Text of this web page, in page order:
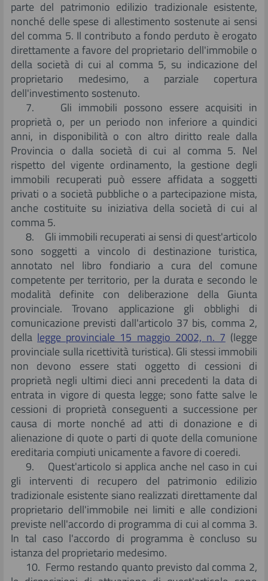
parte del patrimonio edilizio tradizionale esistente,
nonché delle spese di allestimento sostenute ai sensi
del comma 5. Il contributo a fondo perduto è erogato
direttamente a favore del proprietario dell'immobile o
della società di cui al comma 5, su indicazione del
proprietario medesimo, a parziale copertura
dell'investimento sostenuto.
7. Gli immobili possono essere acquisiti in
proprietà o, per un periodo non inferiore a quindici
anni, in disponibilità o con altro diritto reale dalla
Provincia o dalla società di cui al comma 5. Nel
rispetto del vigente ordinamento, la gestione degli
immobili recuperati può essere affidata a soggetti
privati o a società pubbliche o a partecipazione mista,
anche costituite su iniziativa della società di cui al
comma 5.
8. Gli immobili recuperati ai sensi di quest'articolo
sono soggetti a vincolo di destinazione turistica,
annotato nel libro fondiario a cura del comune
competente per territorio, per la durata e secondo le
modalità definite con deliberazione della Giunta
provinciale. Trovano applicazione gli obblighi di
comunicazione previsti dall'articolo 37 bis, comma 2,
della legge provinciale 15 maggio 2002, n. 7 (legge
provinciale sulla ricettività turistica). Gli stessi immobili
non devono essere stati oggetto di cessioni di
proprietà negli ultimi dieci anni precedenti la data di
entrata in vigore di questa legge; sono fatte salve le
cessioni di proprietà conseguenti a successione per
causa di morte nonché ad atti di donazione e di
alienazione di quote o parti di quote della comunione
ereditaria compiuti unicamente a favore di coeredi.
9. Quest'articolo si applica anche nel caso in cui
gli interventi di recupero del patrimonio edilizio
tradizionale esistente siano realizzati direttamente dal
proprietario dell'immobile nei limiti e alle condizioni
previste nell'accordo di programma di cui al comma 3.
In tal caso l'accordo di programma è concluso su
istanza del proprietario medesimo.
10. Fermo restando quanto previsto dal comma 2,